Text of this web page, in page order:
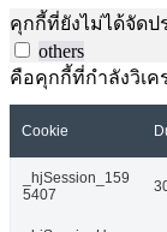
คุกกี้ที่ยังไม่ได้จัดป
others
คือคุกกี้ที่กำลังวิเค
Cookie
_hjSession_159
5407